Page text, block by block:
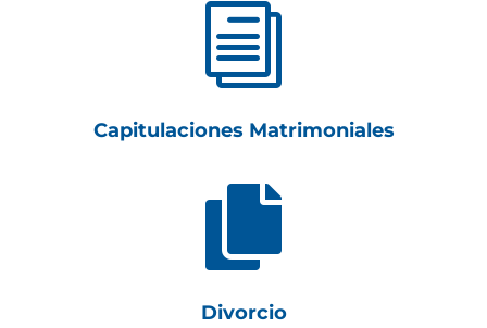
i
Capitulaciones Matrimoniales

Divorcio